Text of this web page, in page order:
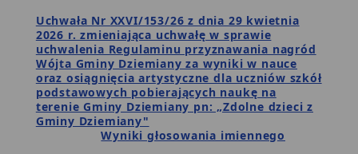
Uchwała Nr XXVI/153/26 z dnia 29 kwietnia
2026 r. zmieniająca uchwałę w sprawie
uchwalenia Regulaminu przyznawania nagród
Wójta Gminy Dziemiany za wyniki w nauce
oraz osiągnięcia artystyczne dla uczniów szkół
podstawowych pobierających naukę na
terenie Gminy Dziemiany pn: „Zdolne dzieci z
Gminy Dziemiany"
Wyniki głosowania imiennego